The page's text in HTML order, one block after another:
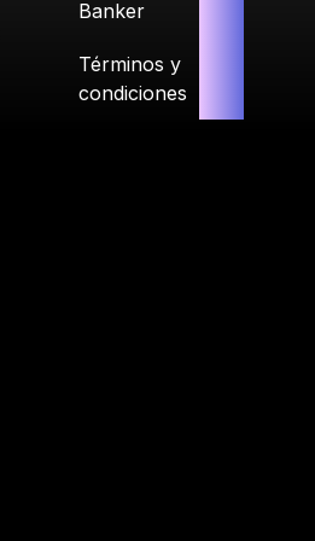
Banker
Términos y
condiciones